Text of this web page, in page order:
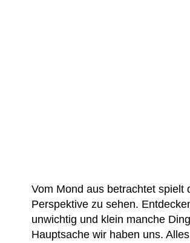
Vom Mond aus betrachtet
Perspektive zu sehen.
unwichtig und klein manche
Hauptsache wir haben uns.